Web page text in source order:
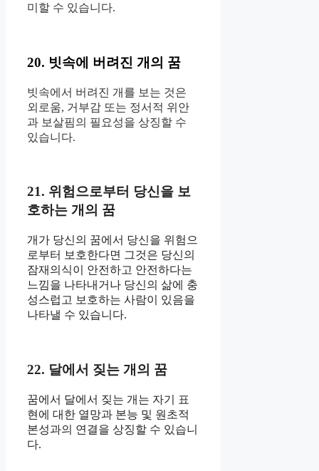
미할 수 있습니다.
20. 빗속에 버려진 개의 꿈
빗속에서 버려진 개를 보는 것은
외로움, 거부감 또는 정서적 위안
과 보살핌의 필요성을 상징할 수
있습니다.
21. 위험으로부터 당신을 보
호하는 개의 꿈
개가 당신의 꿈에서 당신을 위험으
로부터 보호한다면 그것은 당신의
잠재의식이 안전하고 안전하다는
느낌을 나타내거나 당신의 삶에 충
성스럽고 보호하는 사람이 있음을
나타낼 수 있습니다.
22. 달에서 짖는 개의 꿈
꿈에서 달에서 짖는 개는 자기 표
현에 대한 열망과 본능 및 원초적
본성과의 연결을 상징할 수 있습니
다.